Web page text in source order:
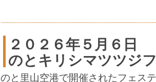
２０２６年５月６日
のとキリシマツツジ
のと里山空港で開催されたフェス